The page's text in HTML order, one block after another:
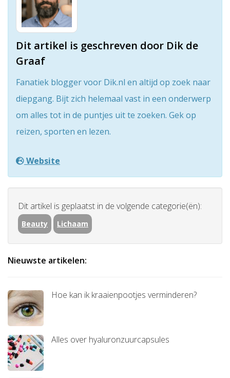
Dit artikel is geschreven door Dik de
Graaf
Fanatiek blogger voor Dik.nl en altijd op zoek naar
diepgang. Bijt zich helemaal vast in een onderwerp
om alles tot in de puntjes uit te zoeken. Gek op
reizen, sporten en lezen.
Website
Dit artikel is geplaatst in de volgende categorie(ën):
Beauty Lichaam
Nieuwste artikelen:
Hoe kan ik kraaienpootjes verminderen?
Alles over hyaluronzuurcapsules